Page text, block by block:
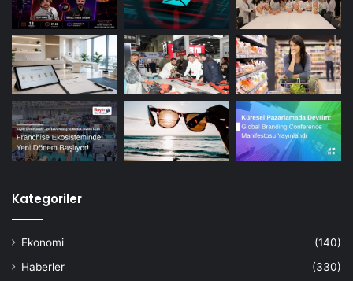
Kategoriler
Ekonomi
(140)
Haberler
(330)